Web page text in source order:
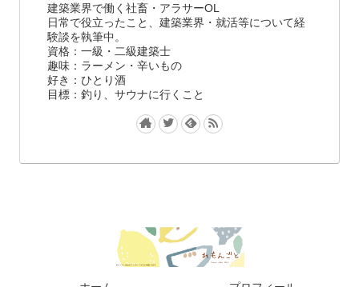
建築業界で働く社畜・アラサーOL
日常で役立ったこと、建築業界・就活等について経
験談を執筆中。
資格：一級・二級建築士
趣味：ラーメン・辛いもの
好き：ひとり酒
目標：釣り、サウナに行くこと